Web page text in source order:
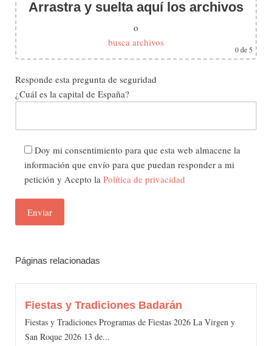
Arrastra y suelta aquí los archivos
o
busca archivos
0de 5
Responde esta pregunta de seguridad
¿Cuál es la capital de España?
Doy mi consentimiento para que esta web almacene la
información que envío para que puedan responder a mi
petición y Acepto la Política de privacidad
Páginas relacionadas
Fiestas y Tradiciones Badarán
Fiestas y Tradiciones Programas de Fiestas 2026 La Virgen y
San Roque 2026 13 de...